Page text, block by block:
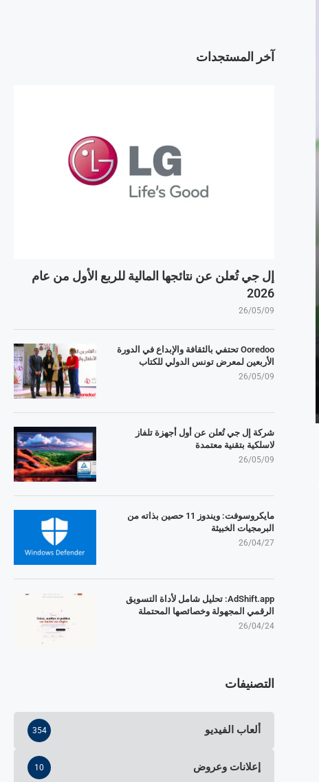
آخر المستجدات
إل جي تُعلن عن نتائجها المالية للربع الأول من عام
2026
26/05/09
Ooredoo تحتفي بالثقافة والإبداع في الدورة
الأربعين لمعرض تونس الدولي للكتاب
26/05/09
شركة إل جي تُعلن عن أول أجهزة تلفاز
لاسلكية بتقنية معتمدة
26/05/09
مايكروسوفت: ويندوز 11 حصين بذاته من
البرمجيات الخبيثة
26/04/27
AdShift.app: تحليل شامل لأداة التسويق
الرقمي المجهولة وخصائصها المحتملة
26/04/24
التصنيفات
ألعاب الفيديو 354
إعلانات وعروض 10